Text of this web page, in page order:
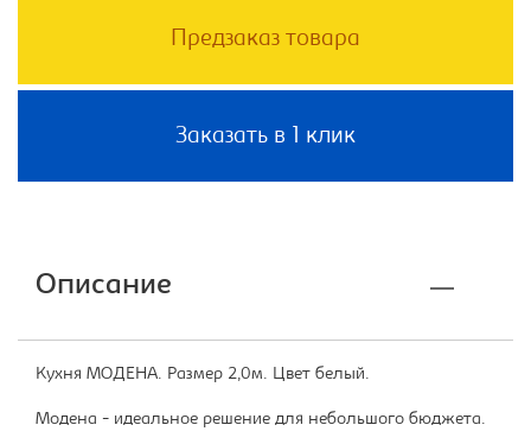
Предзаказ товара
Заказать в 1 клик
Описание
Кухня МОДЕНА. Размер 2,0м. Цвет белый.
Модена - идеальное решение для небольшого бюджета.